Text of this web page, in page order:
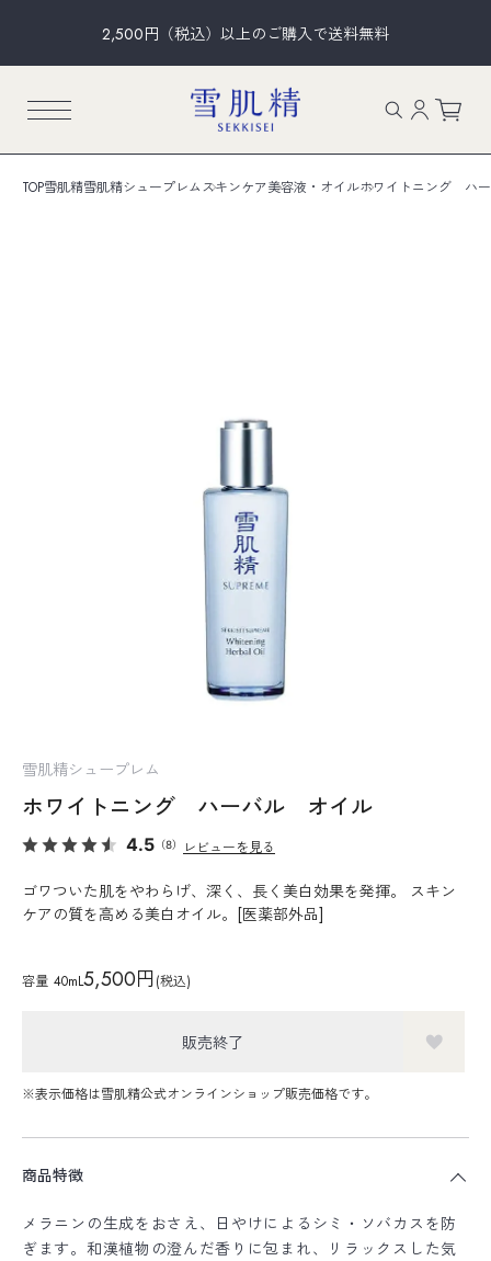
2,500円（税込）以上のご購入で送料無料
TOP雪肌精雪肌精シュープレムスキンケア美容液・オイルホワイトニング ハ
雪肌精シュープレム
ホワイトニング ハーバル オイル
4.5 （8） レビューを見る
ゴワついた肌をやわらげ、深く、長く美白効果を発揮。 スキン
ケアの質を高める美白オイル。[医薬部外品]
容量 40mL5,500円(税込)
販売終了
※表示価格は雪肌精公式オンラインショップ販売価格です。
商品特徴
メラニンの生成をおさえ、日やけによるシミ・ソバカスを防
ぎます。和漢植物の澄んだ香りに包まれ、リラックスした気